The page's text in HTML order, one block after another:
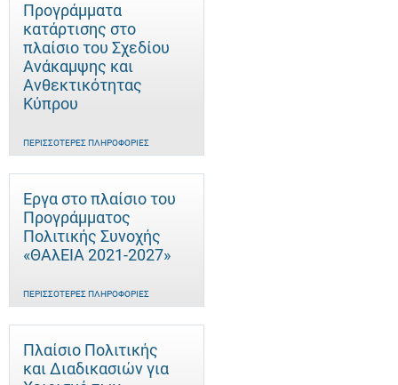
Προγράμματα
κατάρτισης στο
πλαίσιο του Σχεδίου
Ανάκαμψης και
Ανθεκτικότητας
Κύπρου
ΠΕΡΙΣΣΌΤΕΡΕΣ ΠΛΗΡΟΦΟΡΊΕΣ
Έργα στο πλαίσιο του
Προγράμματος
Πολιτικής Συνοχής
«ΘΑλΕΙΑ 2021-2027»
ΠΕΡΙΣΣΌΤΕΡΕΣ ΠΛΗΡΟΦΟΡΊΕΣ
Πλαίσιο Πολιτικής
και Διαδικασιών για